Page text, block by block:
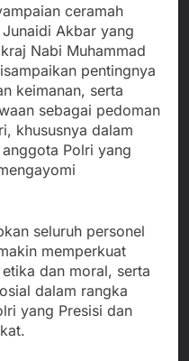
ceramah
Akbar yang
Nabi Muhammad
pentingnya
keimanan, serta
sebagai pedoman
khususnya dalam
Polri yang
seluruh personel
memperkuat
dan moral, serta
dalam rangka
yang Presisi dan